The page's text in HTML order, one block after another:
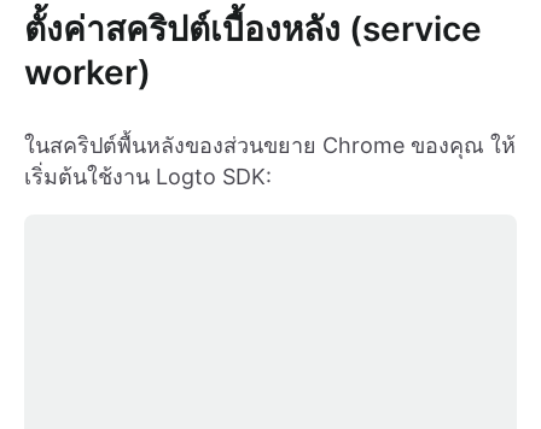
ตั้งค่าสคริปต์เบื้องหลัง (service
worker)
ในสคริปต์พื้นหลังของส่วนขยาย Chrome ของคุณ ให้
เริ่มต้นใช้งาน Logto SDK: